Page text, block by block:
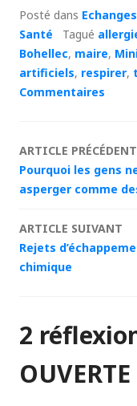
Posté dans
Santé
Tagué
Bohellec, maire,
artificiels, respirer,
Commentaires
des
articles
ARTICLE PRÉCÉDENT
Pourquoi les gens
asperger comme
ARTICLE SUIVANT
Rejets
chimique
2